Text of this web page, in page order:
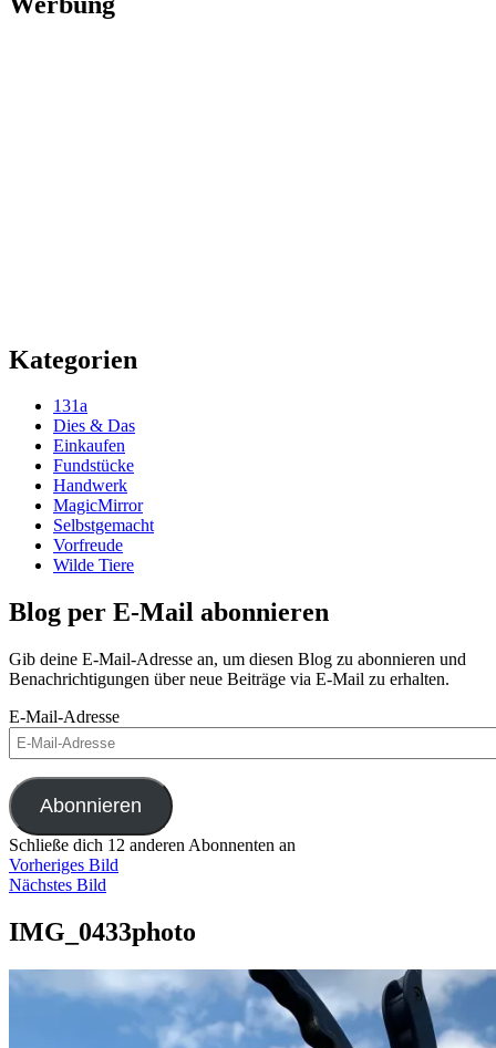
Kategorien
131a
Dies & Das
Einkaufen
Fundstücke
Handwerk
MagicMirror
Selbstgemacht
Vorfreude
Wilde Tiere
Blog per E-Mail abonnieren
Gib deine E-Mail-Adresse an, um diesen Blog zu abonnieren und
Benachrichtigungen über neue Beiträge via E-Mail zu erhalten.
E-Mail-Adresse
Abonnieren
Schließe dich 12 anderen Abonnenten an
Vorheriges Bild
Nächstes Bild
IMG_0433photo